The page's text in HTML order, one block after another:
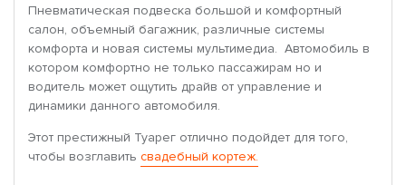
Пневматическая подвеска большой и комфортный
салон, объемный багажник, различные системы
комфорта и новая системы мультимедиа. Автомобиль в
котором комфортно не только пассажирам но и
водитель может ощутить драйв от управление и
динамики данного автомобиля.
Этот престижный Туарег отлично подойдет для того,
чтобы возглавить свадебный кортеж.